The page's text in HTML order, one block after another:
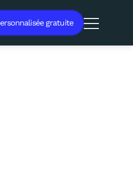
gratuite
?